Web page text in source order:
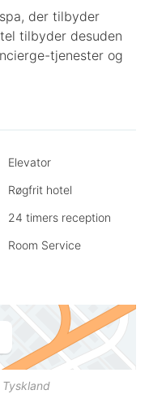
der tilbyder
tilbyder desuden
tjenester og
Elevator
Røgfrit hotel
24 timers reception
Room Service
Tyskland